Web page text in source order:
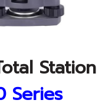
Station
Series